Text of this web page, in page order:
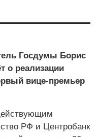
Госдумы Борис
о реализации
вице-премьер
РФ и Центробанк